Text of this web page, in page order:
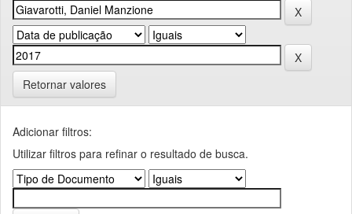
Retornar valores
Adicionar filtros:
Utilizar filtros para refinar o resultado de busca.